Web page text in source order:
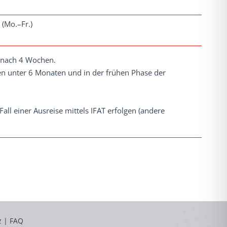
4 Wochen.
unter 6 Monaten und in der frühen Phase der
einer Ausreise mittels IFAT erfolgen (andere
| FAQ